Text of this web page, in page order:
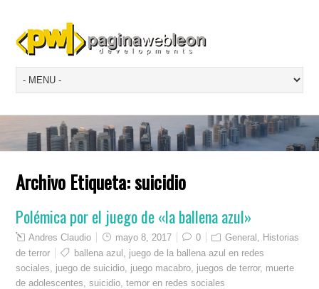
Archivo Etiqueta:suicidio
Polémica por el juego de «la ballena azul»
Andres Claudio mayo 8, 2017 0 General
Historias
de terror
ballena azul
juego de la ballena azul en redes
sociales
juego de suicidio juego macabro juegos de terror, muerte
de adolescentes ,suicidio ,temor en redes sociales